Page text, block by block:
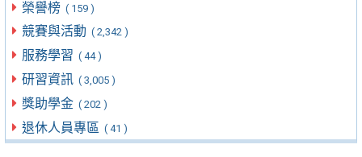
榮譽榜 ( 159 )
競賽與活動 ( 2,342 )
服務學習 ( 44 )
研習資訊 ( 3,005 )
獎助學金 ( 202 )
退休人員專區 ( 41 )